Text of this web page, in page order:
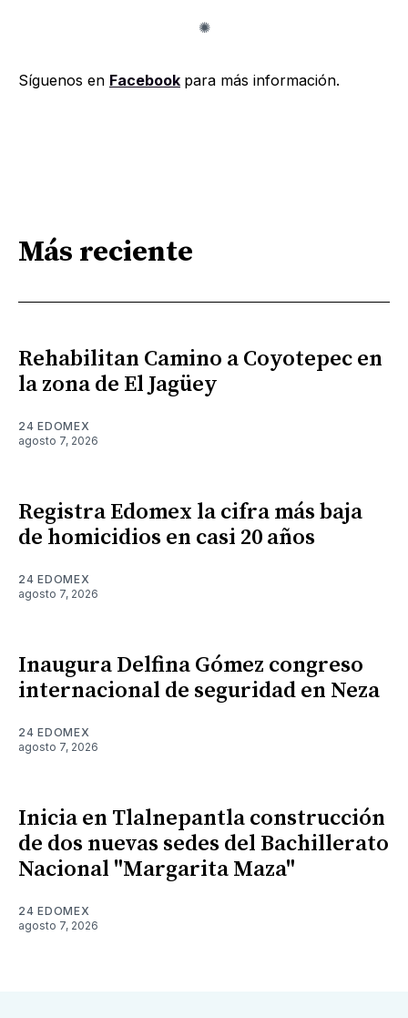
Síguenos en Facebook para más información.
Más reciente
Rehabilitan Camino a Coyotepec en
la zona de El Jagüey
24 EDOMEX
agosto 7, 2026
Registra Edomex la cifra más baja
de homicidios en casi 20 años
24 EDOMEX
agosto 7, 2026
Inaugura Delfina Gómez congreso
internacional de seguridad en Neza
24 EDOMEX
agosto 7, 2026
Inicia en Tlalnepantla construcción
de dos nuevas sedes del Bachillerato
Nacional "Margarita Maza"
24 EDOMEX
agosto 7, 2026